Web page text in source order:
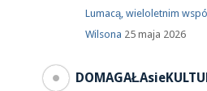
Lumacą, wieloletnim
Wilsona 25 maja 2026